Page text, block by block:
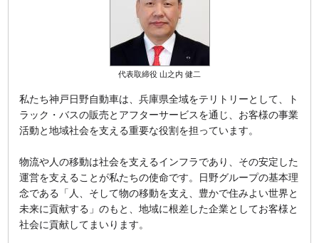
代表取締役 山之内 健二
私たち神戸日野自動車は、兵庫県全域をテリトリーとして、ト
ラック・バスの販売とアフターサービスを通じ、お客様の事業
活動と地域社会を支える重要な役割を担っています。
物流や人の移動は社会を支えるインフラであり、その安定した
運営を支えることが私たちの使命です。日野グループの基本理
念である「人、そして物の移動を支え、豊かで住みよい世界と
未来に貢献する」のもと、地域に根差した企業としてお客様と
社会に貢献してまいります。